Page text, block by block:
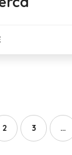
2 3 …